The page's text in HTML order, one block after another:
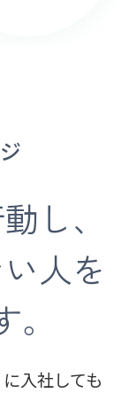
し、
人を
入社しても